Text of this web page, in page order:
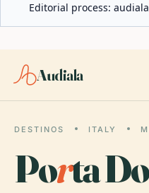
Editorial process:
Audiala
DESTINOS ITALY
Porta